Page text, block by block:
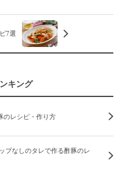
7選
キング
のレシピ・作り方
プなしのタレで作る酢豚のレ